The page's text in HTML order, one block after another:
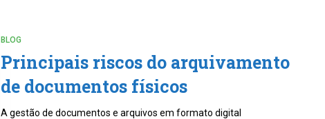
BLOG
Principais riscos do arquivamento
de documentos físicos
A gestão de documentos e arquivos em formato digital